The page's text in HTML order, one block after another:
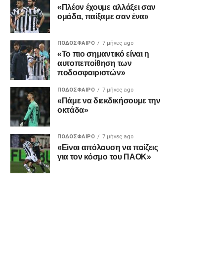
«Πλέον έχουμε αλλάξει σαν
ομάδα, παίξαμε σαν ένα»
ΠΟΔΌΣΦΑΙΡΟ 7 μήνες ago
«Το πιο σημαντικό είναι η
αυτοπεποίθηση των
ποδοσφαιριστών»
ΠΟΔΌΣΦΑΙΡΟ 7 μήνες ago
«Πάμε να διεκδικήσουμε την
οκτάδα»
ΠΟΔΌΣΦΑΙΡΟ 7 μήνες ago
«Είναι απόλαυση να παίζεις
για τον κόσμο του ΠΑΟΚ»